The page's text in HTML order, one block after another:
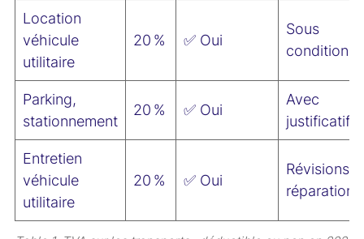
Location
véhicule
utilitaire
20 % ✅ Oui
Sous
conditions
Parking,
stationnement
20 % ✅ Oui
Avec
justificatifs
Entretien
véhicule
utilitaire
20 % ✅ Oui
Révisions,
réparations